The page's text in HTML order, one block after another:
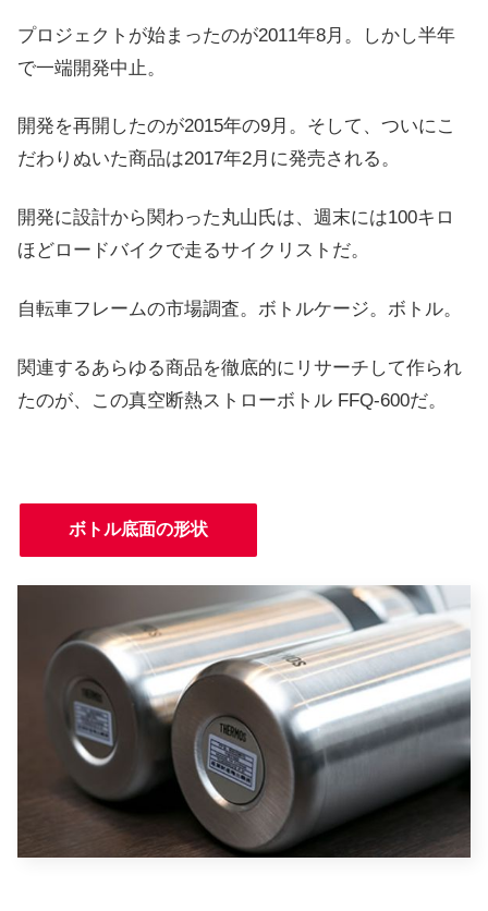
プロジェクトが始まったのが2011年8月。しかし半年
で一端開発中止。
開発を再開したのが2015年の9月。そして、ついにこ
だわりぬいた商品は2017年2月に発売される。
開発に設計から関わった丸山氏は、週末には100キロ
ほどロードバイクで走るサイクリストだ。
自転車フレームの市場調査。ボトルケージ。ボトル。
関連するあらゆる商品を徹底的にリサーチして作られ
たのが、この真空断熱ストローボトル FFQ-600だ。
ボトル底面の形状